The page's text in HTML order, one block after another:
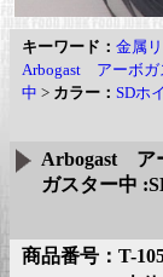
キーワード： 金属
Arbogast アーボガ
中 > カラー： SDホ
Arbogast ア
ガスター中
商品番号：T-